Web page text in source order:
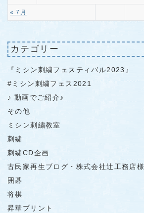
« 7月
カテゴリー
『ミシン刺繍フェスティバル2023』
#ミシン刺繍フェス2021
♪ 動画でご紹介♪
その他
ミシン刺繍教室
刺繍
刺繍CD企画
古民家再生ブログ・株式会社辻工務店様
囲碁
将棋
昇華プリント